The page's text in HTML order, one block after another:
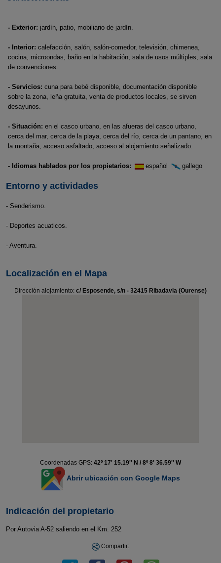
- Exterior: jardín, patio, mobiliario de jardín.
- Interior: calefacción, salón, salón-comedor, televisión, chimenea,
cocina, microondas, baño en la habitación, sala de usos múltiples, sala
de convenciones.
- Servicios: cuna para bebé disponible, documentación disponible
sobre la zona, leña gratuita, venta de productos locales, se sirven
desayunos.
- Situación: en el casco urbano, en las afueras del casco urbano,
cerca del mar, cerca de la playa, cerca del río, cerca de un pantano, en
la montaña, acceso asfaltado, acceso al alojamiento señalizado.
- Idiomas hablados por los propietarios: español gallego
Entorno y actividades
- Senderismo.
- Deportes acuaticos.
- Aventura.
Localización en el Mapa
Dirección alojamiento: c/ Esposende, s/n - 32415 Ribadavia (Ourense)
Coordenadas GPS: 42º 17' 15.19'' N / 8º 8' 36.59'' W
Abrir ubicación con Google Maps
Indicación del propietario
Por Autovia A-52 saliendo en el Km. 252
Compartir: